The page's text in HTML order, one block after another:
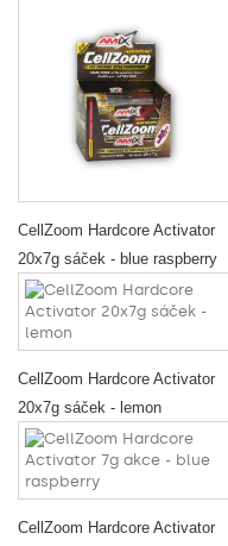
CellZoom Hardcore Activator
20x7g sáček - blue raspberry
CellZoom Hardcore Activator
20x7g sáček - lemon
CellZoom Hardcore Activator